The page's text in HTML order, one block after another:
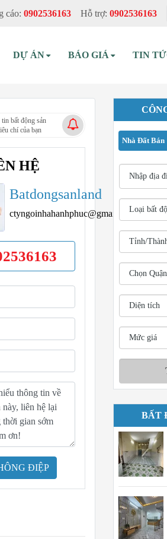
cáo: 0902536163 Hỗ trợ: 0902536163
DỰ ÁN BÁO GIÁ TIN
tin bất động sản
chí của bạn
HỆ
Batdongsanland
ctyngoinhahanhphuc@gmail.com
ĐIỆP
Nhà Đất Bán
BẤT